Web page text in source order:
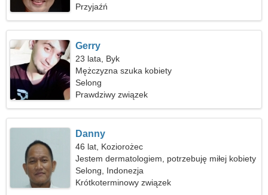
Przyjaźń
Gerry
23 lata, Byk
Mężczyzna szuka kobiety
Selong
Prawdziwy związek
Danny
46 lat, Koziorożec
Jestem dermatologiem, potrzebuję miłej kobiety
Selong, Indonezja
Krótkoterminowy związek